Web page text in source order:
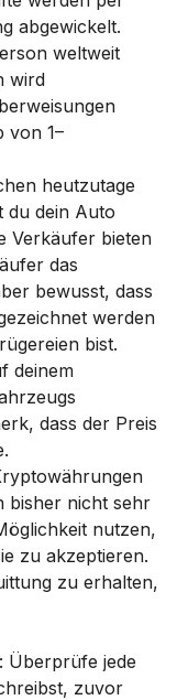
abgewickelt.
weltweit
wird
von 1–
heutzutage
du dein Auto
Verkäufer bieten
das
bewusst, dass
werden
bist.
deinem
dass der Preis
bisher nicht sehr
nutzen,
zu akzeptieren.
zu erhalten,
Überprüfe jede
zuvor